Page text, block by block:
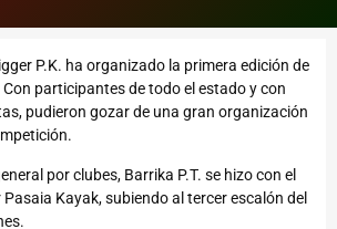
P.K. ha organizado la primera edición de
Con participantes de todo el estado y con
pudieron gozar de una gran organización
por clubes, Barrika P.T. se hizo con el
Kayak, subiendo al tercer escalón del